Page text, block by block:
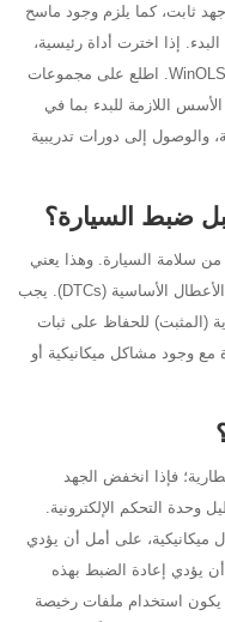
ثابت، كما يلزم وجود ماسح
إذا اخترت أداة رئيسية،
فستحتاج أيضًا إلى برنامج تحرير الملفات مثل WinOLS. اطلع على مجموعات
اللازمة للبدء بما في
والوصول إلى دورات تدريبية
ضبط السيارة؟
سلامة السيارة. وهذا يعني
إجراء فحص تشخيصي كامل للتحقق من رموز الأعطال الأساسية (DTCs). يجب
(المثبت) للحفاظ على ثبات
مع وجود مشاكل ميكانيكية أو
فإذا انخفض الجهد
وحدة التحكم الإلكترونية.
ميكانيكية، على أمل أن يؤدي
يؤدي إعادة الضبط بهذه
يكون استخدام ملفات رخيصة